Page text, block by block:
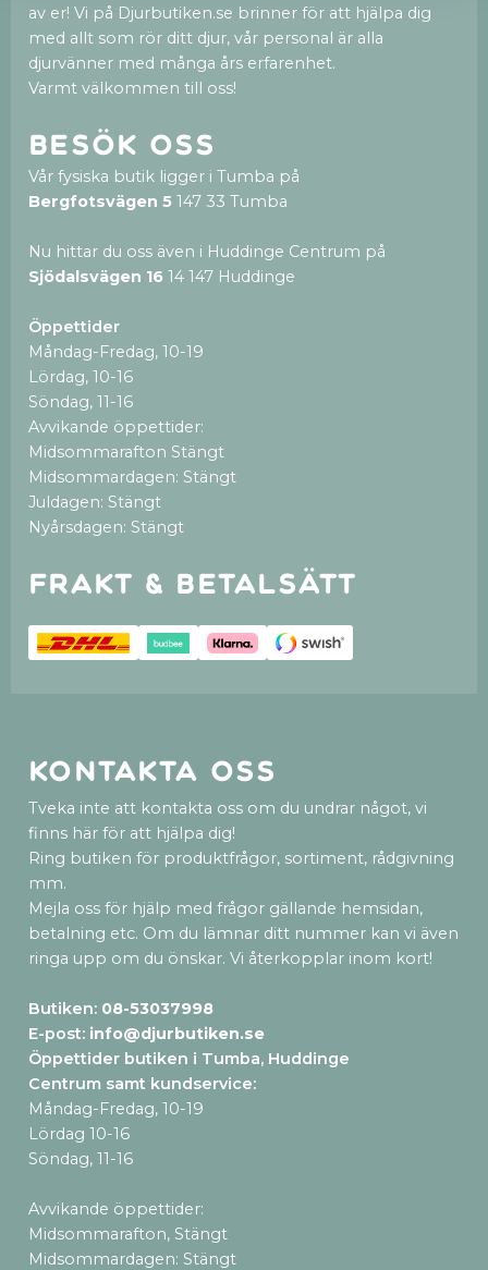
av er! Vi på Djurbutiken.se brinner för att hjälpa dig
med allt som rör ditt djur, vår personal är alla
djurvänner med många års erfarenhet.
Varmt välkommen till oss!
Besök oss
Vår fysiska butik ligger i Tumba på
Bergfotsvägen 5 147 33 Tumba
Nu hittar du oss även i Huddinge Centrum på
Sjödalsvägen 16 14 147 Huddinge
Öppettider
Måndag-Fredag, 10-19
Lördag, 10-16
Söndag, 11-16
Avvikande öppettider:
Midsommarafton Stängt
Midsommardagen: Stängt
Juldagen: Stängt
Nyårsdagen: Stängt
Frakt & betalsätt
Kontakta oss
Tveka inte att kontakta oss om du undrar något, vi
finns här för att hjälpa dig!
Ring butiken för produktfrågor, sortiment, rådgivning
mm.
Mejla oss för hjälp med frågor gällande hemsidan,
betalning etc. Om du lämnar ditt nummer kan vi även
ringa upp om du önskar. Vi återkopplar inom kort!
Butiken: 08-53037998
E-post: info@djurbutiken.se
Öppettider butiken i Tumba, Huddinge
Centrum samt kundservice:
Måndag-Fredag, 10-19
Lördag 10-16
Söndag, 11-16
Avvikande öppettider:
Midsommarafton, Stängt
Midsommardagen: Stängt